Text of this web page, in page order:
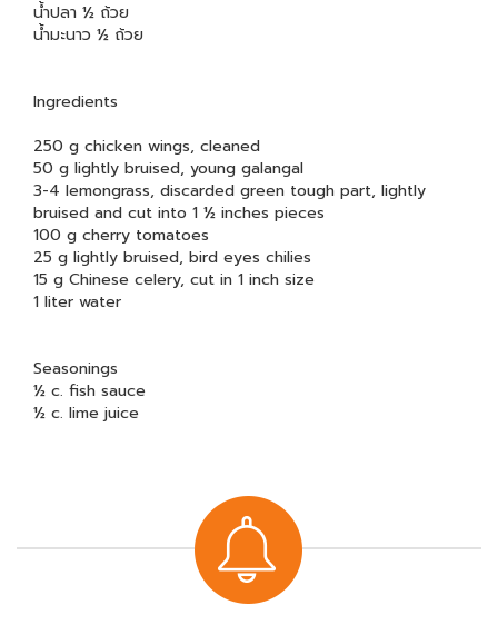
น้ำปลา ½ ถ้วย
น้ำมะนาว ½ ถ้วย
Ingredients
250 g chicken wings, cleaned
50 g lightly bruised, young galangal
3-4 lemongrass, discarded green tough part, lightly
bruised and cut into 1 ½ inches pieces
100 g cherry tomatoes
25 g lightly bruised, bird eyes chilies
15 g Chinese celery, cut in 1 inch size
1 liter water
Seasonings
½ c. fish sauce
½ c. lime juice